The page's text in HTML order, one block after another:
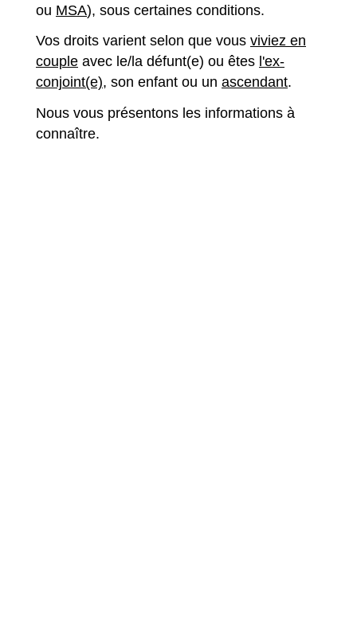
ou MSA), sous certaines conditions.
Vos droits varient selon que vous viviez en
couple avec le/la défunt(e) ou êtes l'ex-
conjoint(e), son enfant ou un ascendant.
Nous vous présentons les informations à
connaître.